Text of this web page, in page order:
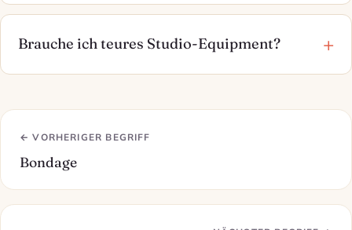
Brauche ich teures Studio-Equipment?
← VORHERIGER BEGRIFF
Bondage